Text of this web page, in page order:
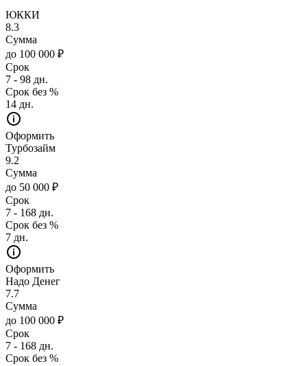
ЮККИ
8.3
Сумма
до 100 000 ₽
Срок
7 - 98 дн.
Срок без %
14 дн.
Оформить
Турбозайм
9.2
Сумма
до 50 000 ₽
Срок
7 - 168 дн.
Срок без %
7 дн.
Оформить
Надо Денег
7.7
Сумма
до 100 000 ₽
Срок
7 - 168 дн.
Срок без %